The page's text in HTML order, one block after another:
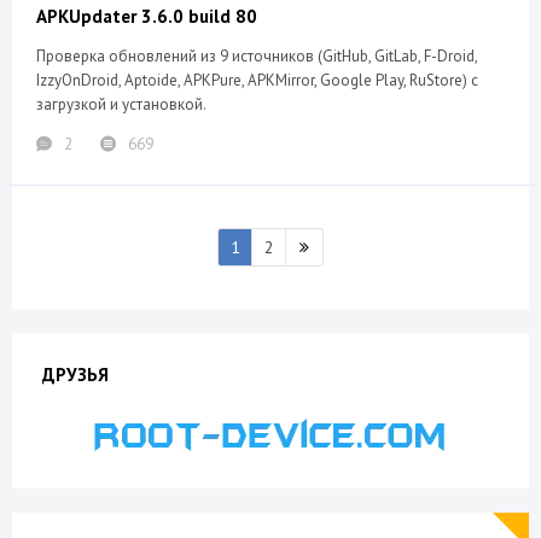
APKUpdater 3.6.0 build 80
Проверка обновлений из 9 источников (GitHub, GitLab, F-Droid,
IzzyOnDroid, Aptoide, APKPure, APKMirror, Google Play, RuStore) с
загрузкой и установкой.
2
669
1 2
ДРУЗЬЯ